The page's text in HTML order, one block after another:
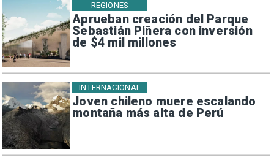
Aprueban creación del Parque
Sebastián Piñera con inversión
de $4 mil millones
REGIONES
Joven chileno muere escalando
montaña más alta de Perú
INTERNACIONAL